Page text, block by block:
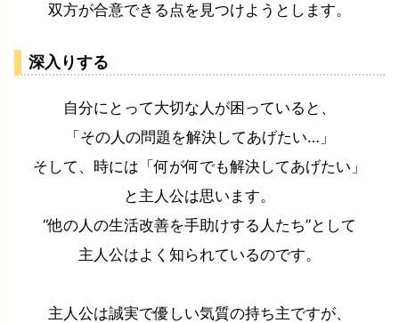
双方が合意できる点を見つけようとします。
深入りする
自分にとって大切な人が困っていると、
「その人の問題を解決してあげたい…」
そして、時には「何が何でも解決してあげたい」
と主人公は思います。
“他の人の生活改善を手助けする人たち”として
主人公はよく知られているのです。
主人公は誠実で優しい気質の持ち主ですが、